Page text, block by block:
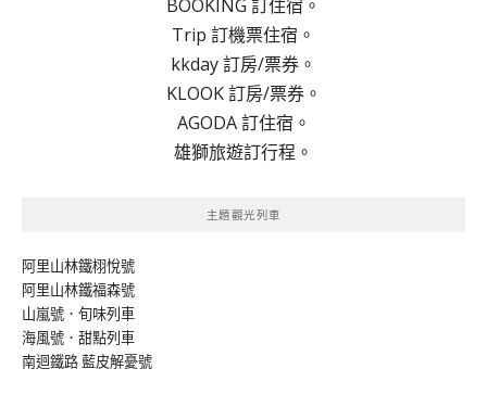
BOOKING 訂住宿。
Trip 訂機票住宿。
kkday 訂房/票券。
KLOOK 訂房/票券。
AGODA 訂住宿。
雄獅旅遊訂行程。
主題觀光列車
阿里山林鐵栩悅號
阿里山林鐵福森號
山嵐號．旬味列車
海風號．甜點列車
南迴鐵路 藍皮解憂號